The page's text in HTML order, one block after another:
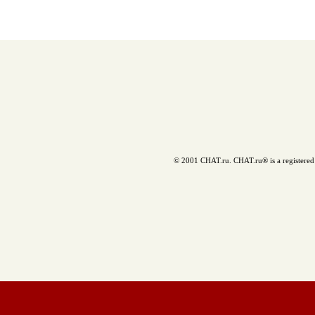
© 2001 CHAT.ru. CHAT.ru® is a